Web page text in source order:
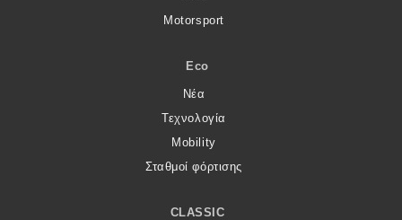
Motorsport
Eco
Νέα
Τεχνολογία
Mobility
Σταθμοί φόρτισης
CLASSIC